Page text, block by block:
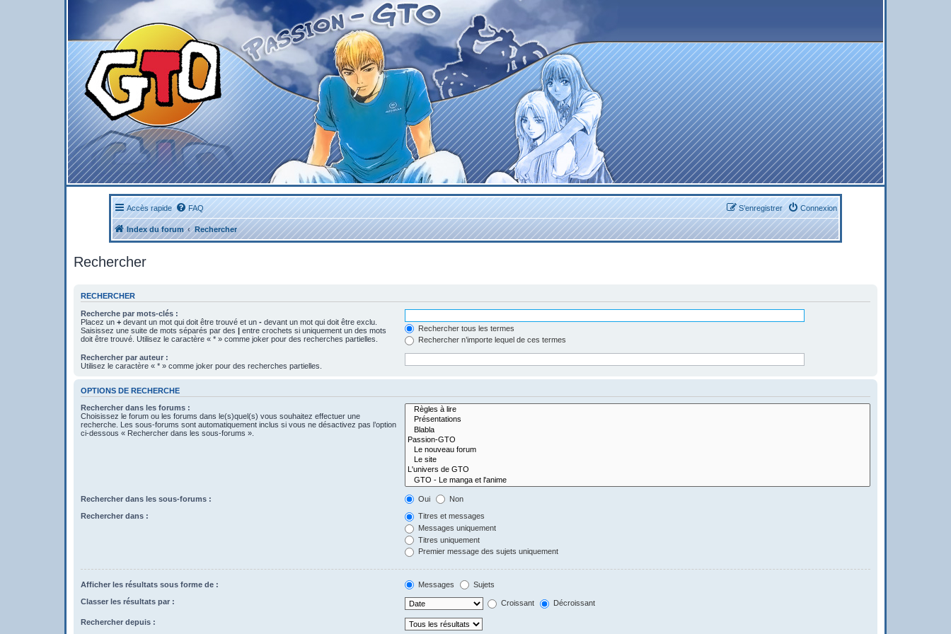
Accès rapide FAQ Connexion
S’enregistrer
Index du forum Rechercher
Rechercher
RECHERCHER
Recherche par mots-clés :
Placez un + devant un mot qui doit être trouvé et un - devant un mot qui doit être exclu.
Saisissez une suite de mots séparés par des | entre crochets si uniquement un des mots
doit être trouvé. Utilisez le caractère « * » comme joker pour des recherches partielles.
Rechercher tous les termes
Rechercher n’importe lequel de ces termes
Rechercher par auteur :
Utilisez le caractère « * » comme joker pour des recherches partielles.
OPTIONS DE RECHERCHE
Rechercher dans les forums :
Choisissez le forum ou les forums dans le(s)quel(s) vous souhaitez effectuer une
recherche. Les sous-forums sont automatiquement inclus si vous ne désactivez pas l’option
ci-dessous « Rechercher dans les sous-forums ».
Rechercher dans les sous-forums : Oui Non
Rechercher dans :
Titres et messages
Messages uniquement
Titres uniquement
Premier message des sujets uniquement
Afficher les résultats sous forme de : Messages Sujets
Classer les résultats par : Croissant Décroissant
Rechercher depuis :